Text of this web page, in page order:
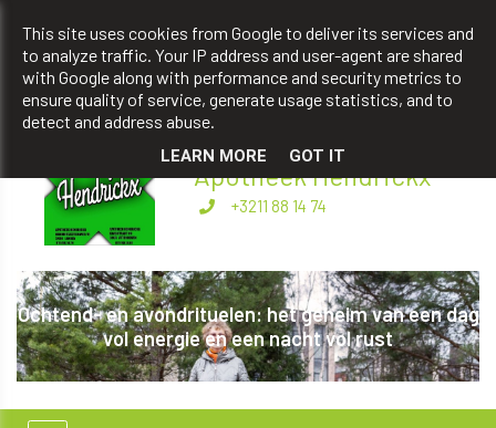
apotheekhendrickxbart@gmail.com
+3211 88 14 74
Apotheek Hendrickx
+3211 88 14 74
Ochtend- en avondrituelen: het geheim van een dag
vol energie en een nacht vol rust
This site uses cookies from Google to deliver its services and
to analyze traffic. Your IP address and user-agent are shared
with Google along with performance and security metrics to
ensure quality of service, generate usage statistics, and to
detect and address abuse.
LEARN MORE GOT IT